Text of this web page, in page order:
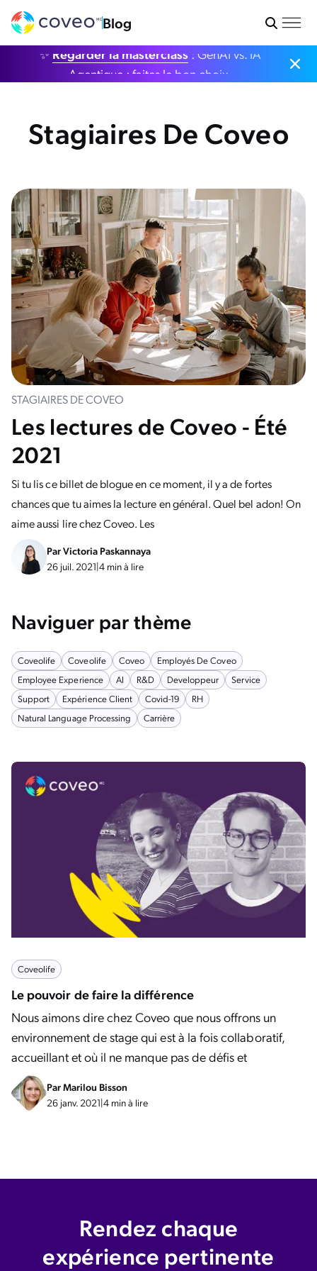
Blog
✨ Regarder la masterclass : GenAI vs. IA
Agentique : faites le bon choix.
Stagiaires De Coveo
STAGIAIRES DE COVEO
Les lectures de Coveo - Été
2021
Si tu lis ce billet de blogue en ce moment, il y a de fortes
chances que tu aimes la lecture en général. Quel bel adon! On
aime aussi lire chez Coveo. Les
ParVictoria Paskannaya
26 juil. 2021|4 min à lire
Naviguer par thème
Coveolife Coveolife Coveo
Employés De Coveo
Employee Experience
AI R&D Developpeur
Service
Support
Expérience Client Covid-19
RH
Natural Language Processing
Carrière
Coveolife
Le pouvoir de faire la différence
Nous aimons dire chez Coveo que nous offrons un
environnement de stage qui est à la fois collaboratif,
accueillant et où il ne manque pas de défis et
ParMarilou Bisson
26 janv. 2021|4 min à lire
Rendez chaque
expérience pertinente